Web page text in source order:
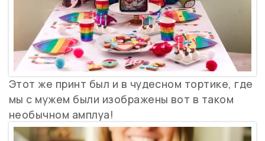
Этот же принт был и в чудесном тортике, где
мы с мужем были изображены вот в таком
необычном амплуа!